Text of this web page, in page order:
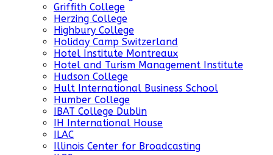
Griffith College
Herzing College
Highbury College
Holiday Camp Switzerland
Hotel Institute Montreaux
Hotel and Turism Management Institute
Hudson College
Hult International Business School
Humber College
IBAT College Dublin
IH International House
ILAC
Illinois Center for Broadcasting